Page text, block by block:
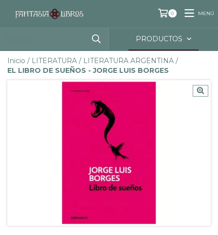
0 MENÚ
PRODUCTOS
Inicio / LITERATURA / LITERATURA ARGENTINA /
EL LIBRO DE SUEÑOS - JORGE LUIS BORGES